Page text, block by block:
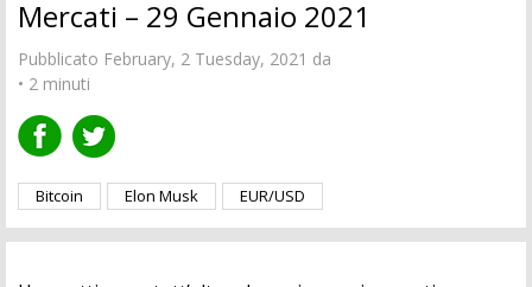
Mercati – 29 Gennaio 2021
Pubblicato February, 2 Tuesday, 2021 da
• 2 minuti
Bitcoin Elon Musk EUR/USD